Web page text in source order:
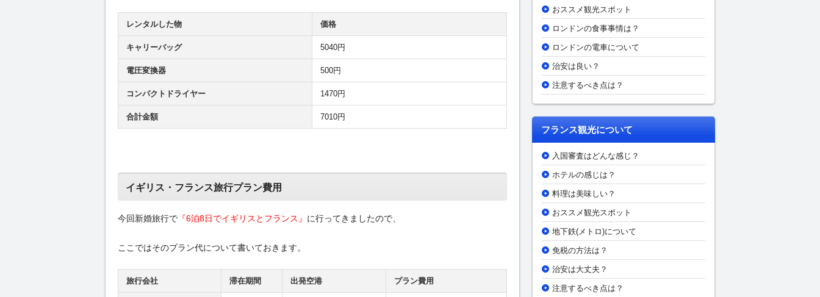
レンタルした物 価格
キャリーバッグ 5040円
電圧変換器 500円
コンパクトドライヤー 1470円
合計金額 7010円
イギリス・フランス旅行プラン費用
今回新婚旅行で 『6泊8日でイギリスとフランス』 に行ってきましたので、
ここではそのプラン代について書いておきます。
旅行会社 滞在期間 出発空港 プラン費用
おススメ観光スポット
ロンドンの食事事情は？
ロンドンの電車について
治安は良い？
注意するべき点は？
フランス観光について
入国審査はどんな感じ？
ホテルの感じは？
料理は美味しい？
おススメ観光スポット
地下鉄(メトロ)について
免税の方法は？
治安は大丈夫？
注意するべき点は？